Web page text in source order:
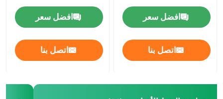
افضل سعر
اتصل بنا
افضل سعر
اتصل بنا